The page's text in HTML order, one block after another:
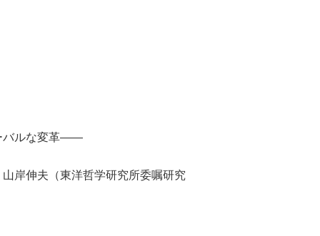
バルな変革――
岸伸夫（東洋哲学研究所委嘱研究